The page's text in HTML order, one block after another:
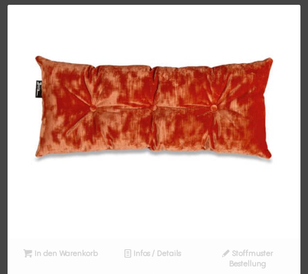
In den Warenkorb Infos / Details
Stoffmuster
Bestellung